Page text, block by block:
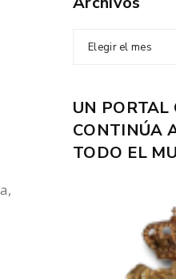
Elegir el mes
UN PORTAL
CONTINÚA
TODO EL